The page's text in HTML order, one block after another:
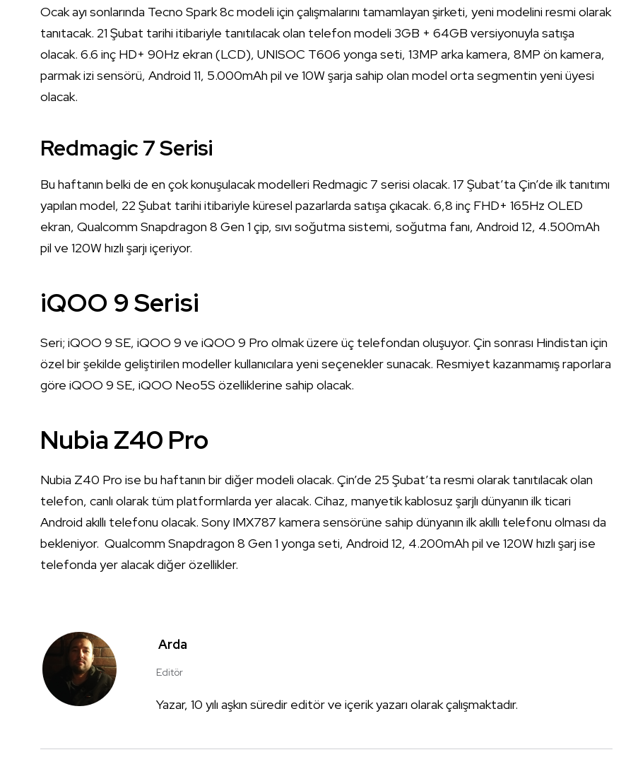
Ocak ayı sonlarında Tecno Spark 8c modeli için çalışmalarını tamamlayan şirketi, yeni modelini resmi olarak
tanıtacak. 21 Şubat tarihi itibariyle tanıtılacak olan telefon modeli 3GB + 64GB versiyonuyla satışa
olacak. 6.6 inç HD+ 90Hz ekran (LCD), UNISOC T606 yonga seti, 13MP arka kamera, 8MP ön kamera,
parmak izi sensörü, Android 11, 5.000mAh pil ve 10W şarja sahip olan model orta segmentin yeni üyesi
olacak.
Redmagic 7 Serisi
Bu haftanın belki de en çok konuşulacak modelleri Redmagic 7 serisi olacak. 17 Şubat’ta Çin’de ilk tanıtımı
yapılan model, 22 Şubat tarihi itibariyle küresel pazarlarda satışa çıkacak. 6,8 inç FHD+ 165Hz OLED
ekran, Qualcomm Snapdragon 8 Gen 1 çip, sıvı soğutma sistemi, soğutma fanı, Android 12, 4.500mAh
pil ve 120W hızlı şarjı içeriyor.
iQOO 9 Serisi
Seri; iQOO 9 SE, iQOO 9 ve iQOO 9 Pro olmak üzere üç telefondan oluşuyor. Çin sonrası Hindistan için
özel bir şekilde geliştirilen modeller kullanıcılara yeni seçenekler sunacak. Resmiyet kazanmamış raporlara
göre iQOO 9 SE, iQOO Neo5S özelliklerine sahip olacak.
Nubia Z40 Pro
Nubia Z40 Pro ise bu haftanın bir diğer modeli olacak. Çin’de 25 Şubat’ta resmi olarak tanıtılacak olan
telefon, canlı olarak tüm platformlarda yer alacak. Cihaz, manyetik kablosuz şarjlı dünyanın ilk ticari
Android akıllı telefonu olacak. Sony IMX787 kamera sensörüne sahip dünyanın ilk akıllı telefonu olması da
bekleniyor. Qualcomm Snapdragon 8 Gen 1 yonga seti, Android 12, 4.200mAh pil ve 120W hızlı şarj ise
telefonda yer alacak diğer özellikler.
Arda
Editör
Yazar, 10 yılı aşkın süredir editör ve içerik yazarı olarak çalışmaktadır.